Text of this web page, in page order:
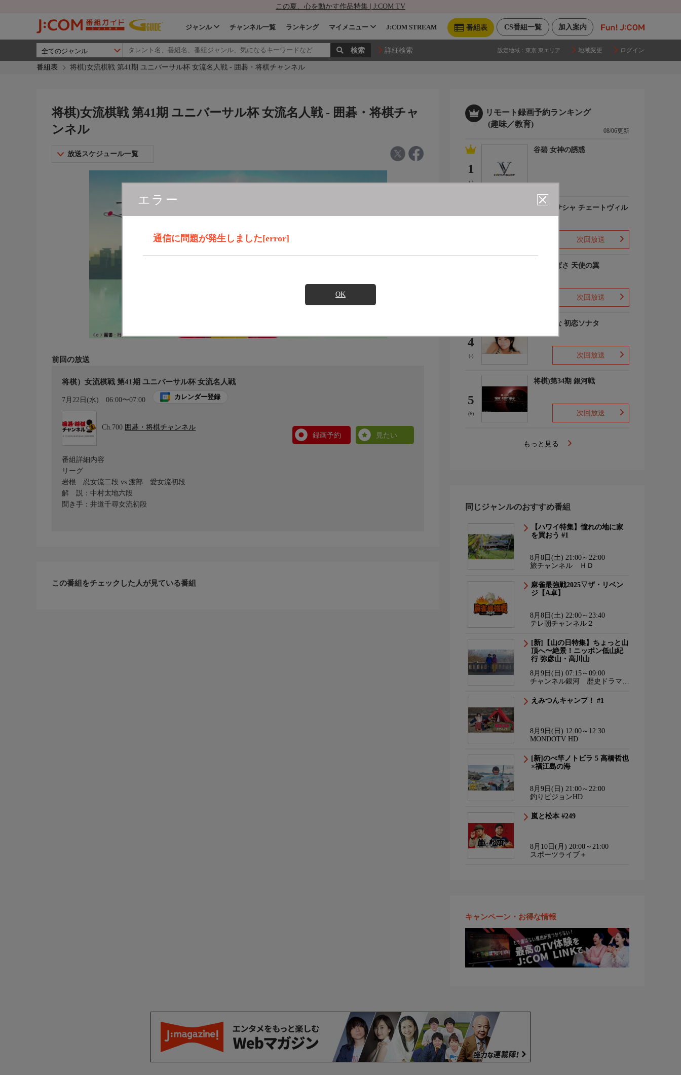
この夏、心を動かす作品特集 | J:COM TV
加入案内
CS番組一覧
番組表
ジャンル チャンネル一覧 ランキング マイメニュー J:COM STREAM
詳細検索 設定地域： 東京 東エリア 地域変更 ログイン
番組表 将棋)女流棋戦 第41期 ユニバーサル杯 女流名人戦 - 囲碁・将棋チャンネル
エラー
通信に問題が発生しました[error]
OK
将棋)女流棋戦 第41期 ユニバーサル杯 女流名人戦 - 囲碁・将棋チャ
ンネル
放送スケジュール一覧
前回の放送
将棋）女流棋戦 第41期 ユニバーサル杯 女流名人戦
7月22日(水) 06:00〜07:00 カレンダー登録
Ch.700 囲碁・将棋チャンネル
録画予約
見たい
番組詳細内容
リーグ
岩根 忍女流二段 vs 渡部 愛女流初段
解 説：中村太地六段
聞き手：井道千尋女流初段
この番組をチェックした人が見ている番組
リモート録画予約ランキング
(趣味／教育)
08/06更新
1
(-)
谷碧 女神の誘惑
百合川サシャ チェートヴィル
次回放送
羽川つばさ 天使の翼
次回放送
4
(-)
秋田そな 初恋ソナタ
次回放送
5
(6)
将棋)第34期 銀河戦
次回放送
もっと見る
同じジャンルのおすすめ番組
【ハワイ特集】憧れの地に家
を買おう #1
8月8日(土) 21:00～22:00
旅チャンネル ＨＤ
麻雀最強戦2025▽ザ・リベン
ジ【A卓】
8月8日(土) 22:00～23:40
テレ朝チャンネル２
[新]【山の日特集】ちょっと山
頂へ〜絶景！ニッポン低山紀
行 弥彦山・高川山
8月9日(日) 07:15～09:00
チャンネル銀河 歴史ドラマ・
えみつんキャンプ！ #1
8月9日(日) 12:00～12:30
MONDOTV HD
[新]のべ竿ノトビラ 5 高橋哲也
×福江島の海
8月9日(日) 21:00～22:00
釣りビジョンHD
嵐と松本 #249
8月10日(月) 20:00～21:00
スポーツライブ＋
キャンペーン・お得な情報